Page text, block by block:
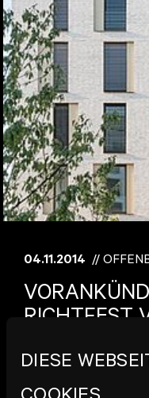
DIESE
04.11.2014 //
RICHTFEST
Es gibt Grund zum
sind bereits im